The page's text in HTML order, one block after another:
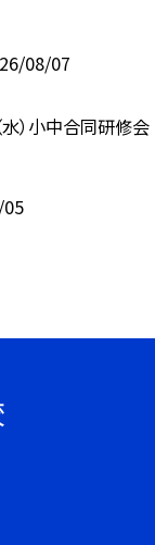
08/07
水）小中合同研修会